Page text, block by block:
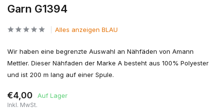
Garn G1394
Alles anzeigen BLAU
Wir haben eine begrenzte Auswahl an Nähfäden von Amann
Mettler. Dieser Nähfaden der Marke A besteht aus 100% Polyester
und ist 200 m lang auf einer Spule.
€4,00 Auf Lager
Inkl. MwSt.